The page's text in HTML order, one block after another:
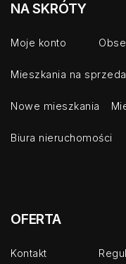
NA SKRÓTY
Moje konto
Mieszkania na
Nowe mieszkania
Biura nieruchomości
OFERTA
Kontakt